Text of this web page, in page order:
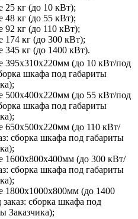
25 кг (до 10 кВт);
48 кг (до 55 кВт);
92 кг (до 110 кВт);
174 кг (до 300 кВт);
345 кг (до 1400 кВт).
395х310х220мм (до 10 кВт/под
шкафа под габариты
500х400х220мм (до 55 кВт/под
шкафа под габариты
650х500х220мм (до 110 кВт/
сборка шкафа под габариты
1600х800х400мм (до 300 кВт/
сборка шкафа под габариты
1800х1000х800мм (до 1400
сборка шкафа под
Заказчика);